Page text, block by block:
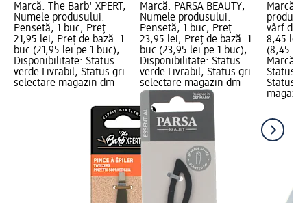
Marcă: The Barb' XPERT;
Numele produsului:
Pensetă, 1 buc; Preț:
21,95 lei; Preț de bază: 1
buc (21,95 lei pe 1 buc);
Disponibilitate: Status
verde Livrabil, Status gri
selectare magazin dm
Marcă: PARSA BEAUTY;
Numele produsului:
Pensetă, 1 buc; Preț:
23,95 lei; Preț de bază: 1
buc (23,95 lei pe 1 buc);
Disponibilitate: Status
verde Livrabil, Status gri
selectare magazin dm
Marcă:
vârf
8,45 lei;
(8,45 lei
Marcă
Status
Status